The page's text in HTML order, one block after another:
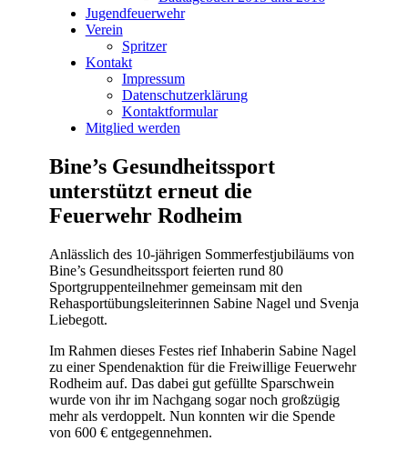
Jugendfeuerwehr
Verein
Spritzer
Kontakt
Impressum
Datenschutzerklärung
Kontaktformular
Mitglied werden
Bine’s Gesundheitssport
unterstützt erneut die
Feuerwehr Rodheim
Anlässlich des 10-jährigen Sommerfestjubiläums von
Bine’s Gesundheitssport feierten rund 80
Sportgruppenteilnehmer gemeinsam mit den
Rehasportübungsleiterinnen Sabine Nagel und Svenja
Liebegott.
Im Rahmen dieses Festes rief Inhaberin Sabine Nagel
zu einer Spendenaktion für die Freiwillige Feuerwehr
Rodheim auf. Das dabei gut gefüllte Sparschwein
wurde von ihr im Nachgang sogar noch großzügig
mehr als verdoppelt. Nun konnten wir die Spende
von 600 € entgegennehmen.